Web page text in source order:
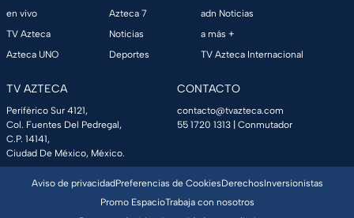
en vivo
TV Azteca
Azteca UNO
Azteca 7
Noticias
Deportes
adn Noticias
a más +
TV Azteca Internacional
TV AZTECA
Periférico Sur 4121,
Col. Fuentes Del Pedregal,
C.P. 14141,
Ciudad De México, México.
CONTACTO
contacto@tvazteca.com
55 1720 1313 | Conmutador
Aviso de privacidadPreferencias de CookiesDerechosInversionistas
Promo EspacioTrabaja con nosotros